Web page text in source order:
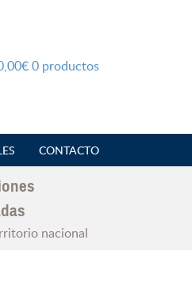
0 productos
CONTACTO
nacional